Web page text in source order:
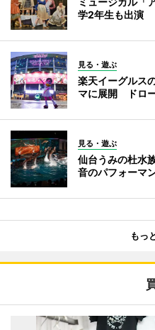
学2年生も出演
見る・遊ぶ
楽天イーグルス
マに展開 ドロ
見る・遊ぶ
仙台うみの杜水
音のパフォーマ
もっ